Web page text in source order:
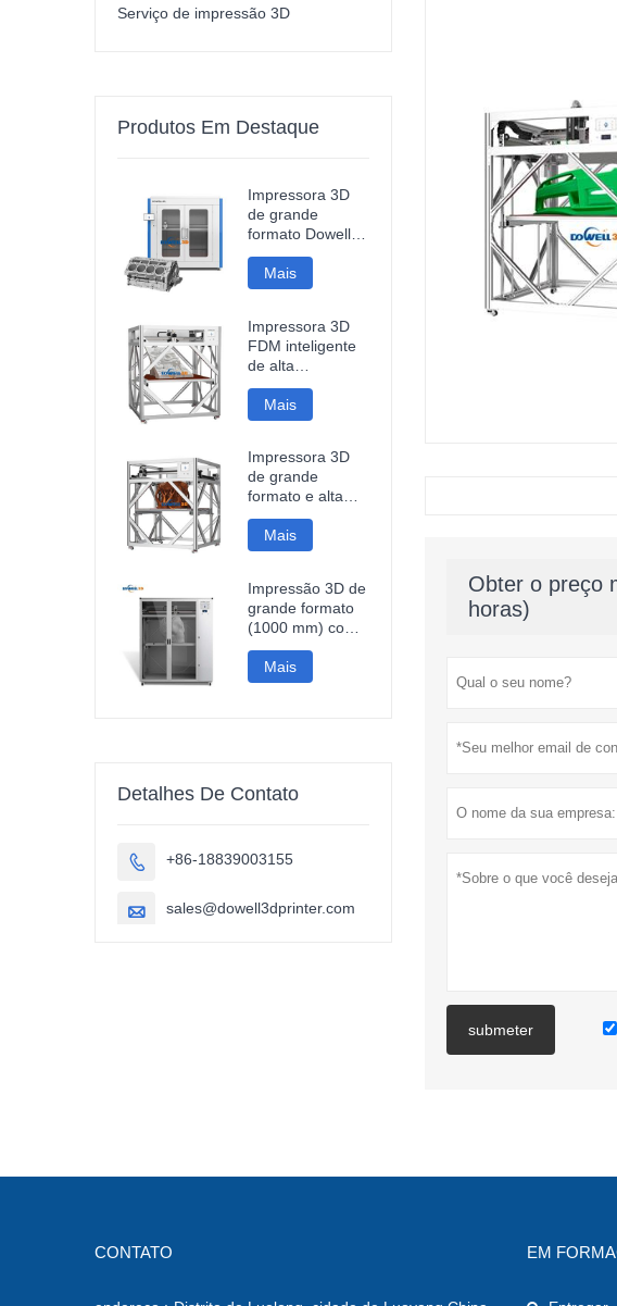
Obter o preço
horas)
submeter
Serviço de impressão 3D
Produtos Em Destaque
Impressora 3D
de grande
formato Dowell
DF12, alta
precisão, para
modelos
Mais
Impressora 3D
FDM inteligente
de alta
velocidade,
1200*1200*1200mm,
com conexão Wi-
acessível.
Mais
Impressora 3D
de grande
formato e alta
velocidade
DM10Plus, com
área de
1000 mm.
Mais
Impressão 3D de
grande formato
(1000 mm) com
velocidade de
impressão rápida
de 500 mm/s em
automotivas.
Impressão 3D
mm).
Mais
Detalhes De Contato
 +86-18839003155
 sales@dowell3dprinter.com
CONTATO EM